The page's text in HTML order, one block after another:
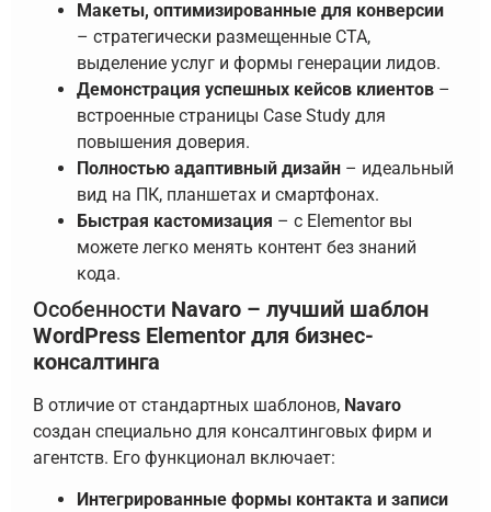
Макеты, оптимизированные для конверсии
– стратегически размещенные CTA,
выделение услуг и формы генерации лидов.
Демонстрация успешных кейсов клиентов –
встроенные страницы Case Study для
повышения доверия.
Полностью адаптивный дизайн – идеальный
вид на ПК, планшетах и смартфонах.
Быстрая кастомизация – с Elementor вы
можете легко менять контент без знаний
кода.
Особенности Navaro – лучший шаблон
WordPress Elementor для бизнес-
консалтинга
В отличие от стандартных шаблонов, Navaro
создан специально для консалтинговых фирм и
агентств. Его функционал включает:
Интегрированные формы контакта и записи